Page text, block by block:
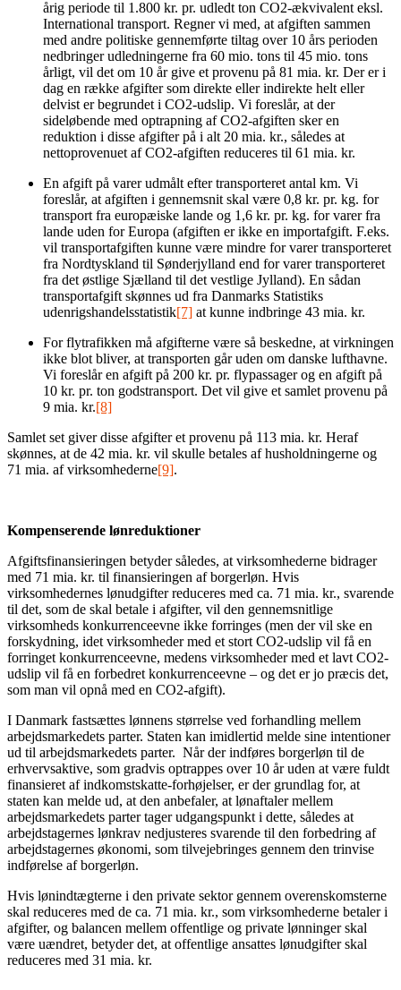
årig periode til 1.800 kr. pr. udledt ton CO2-ækvivalent eksl.
International transport. Regner vi med, at afgiften sammen
med andre politiske gennemførte tiltag over 10 års perioden
nedbringer udledningerne fra 60 mio. tons til 45 mio. tons
årligt, vil det om 10 år give et provenu på 81 mia. kr. Der er i
dag en række afgifter som direkte eller indirekte helt eller
delvist er begrundet i CO2-udslip. Vi foreslår, at der
sideløbende med optrapning af CO2-afgiften sker en
reduktion i disse afgifter på i alt 20 mia. kr., således at
nettoprovenuet af CO2-afgiften reduceres til 61 mia. kr.
En afgift på varer udmålt efter transporteret antal km. Vi
foreslår, at afgiften i gennemsnit skal være 0,8 kr. pr. kg. for
transport fra europæiske lande og 1,6 kr. pr. kg. for varer fra
lande uden for Europa (afgiften er ikke en importafgift. F.eks.
vil transportafgiften kunne være mindre for varer transporteret
fra Nordtyskland til Sønderjylland end for varer transporteret
fra det østlige Sjælland til det vestlige Jylland). En sådan
transportafgift skønnes ud fra Danmarks Statistiks
udenrigshandelsstatistik[7] at kunne indbringe 43 mia. kr.
For flytrafikken må afgifterne være så beskedne, at virkningen
ikke blot bliver, at transporten går uden om danske lufthavne.
Vi foreslår en afgift på 200 kr. pr. flypassager og en afgift på
10 kr. pr. ton godstransport. Det vil give et samlet provenu på
9 mia. kr.[8]
Samlet set giver disse afgifter et provenu på 113 mia. kr. Heraf
skønnes, at de 42 mia. kr. vil skulle betales af husholdningerne og
71 mia. af virksomhederne[9].
Kompenserende lønreduktioner
Afgiftsfinansieringen betyder således, at virksomhederne bidrager
med 71 mia. kr. til finansieringen af borgerløn. Hvis
virksomhedernes lønudgifter reduceres med ca. 71 mia. kr., svarende
til det, som de skal betale i afgifter, vil den gennemsnitlige
virksomheds konkurrenceevne ikke forringes (men der vil ske en
forskydning, idet virksomheder med et stort CO2-udslip vil få en
forringet konkurrenceevne, medens virksomheder med et lavt CO2-
udslip vil få en forbedret konkurrenceevne – og det er jo præcis det,
som man vil opnå med en CO2-afgift).
I Danmark fastsættes lønnens størrelse ved forhandling mellem
arbejdsmarkedets parter. Staten kan imidlertid melde sine intentioner
ud til arbejdsmarkedets parter. Når der indføres borgerløn til de
erhvervsaktive, som gradvis optrappes over 10 år uden at være fuldt
finansieret af indkomstskatte-forhøjelser, er der grundlag for, at
staten kan melde ud, at den anbefaler, at lønaftaler mellem
arbejdsmarkedets parter tager udgangspunkt i dette, således at
arbejdstagernes lønkrav nedjusteres svarende til den forbedring af
arbejdstagernes økonomi, som tilvejebringes gennem den trinvise
indførelse af borgerløn.
Hvis lønindtægterne i den private sektor gennem overenskomsterne
skal reduceres med de ca. 71 mia. kr., som virksomhederne betaler i
afgifter, og balancen mellem offentlige og private lønninger skal
være uændret, betyder det, at offentlige ansattes lønudgifter skal
reduceres med 31 mia. kr.